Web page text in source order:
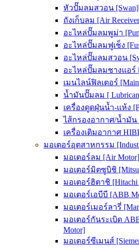
หัวปั๊มลมสวอน [Swan]
ถังเก็บลม [Air
อะไหล่ปั๊มลมพูม่า
อะไหล่ปั๊มลมฟูเช็ง
อะไหล่ปั๊มลมสวอน
อะไหล่ปั๊มลมชางแอร์
เมนไลน์ฟิลเตอร์
น้ำมันปั๊มลม [
เครื่องดูดฝุ่นน้ำ-แห้ง
ไส้กรองอากาศ/น้ำมัน
เครื่องเติมอากาศ
มอเตอร์อุตสาหกรรม
มอเตอร์ลม [Air Motor]
มอเตอร์มิตซูบิชิ
มอเตอร์ฮิตาชิ [Hitachi
มอเตอร์เอบีบี [ABB
มอเตอร์เมอร์ลารี่
มอเตอร์กันระเบิด
Motor]
มอเตอร์ซีเมนส์